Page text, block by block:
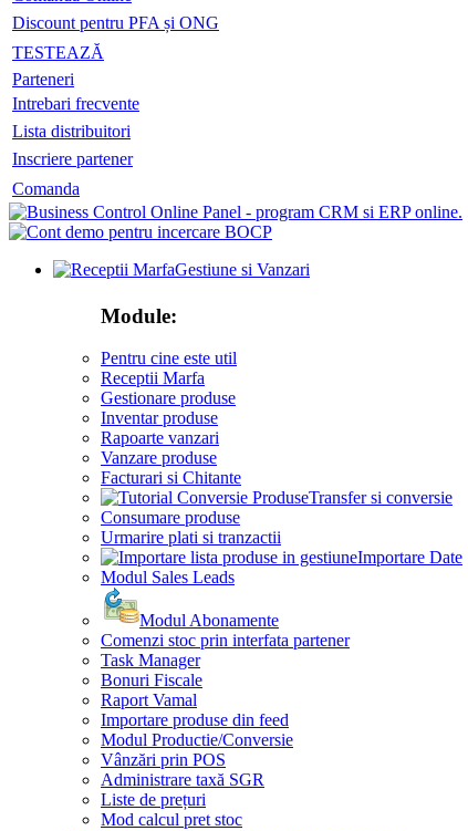
Discount pentru PFA și ONG
TESTEAZĂ
Parteneri
Intrebari frecvente
Lista distribuitori
Inscriere partener
Comanda
Gestiune si Vanzari
Module:
Pentru cine este util
Receptii Marfa
Gestionare produse
Inventar produse
Rapoarte vanzari
Vanzare produse
Facturari si Chitante
Transfer si conversie
Consumare produse
Urmarire plati si tranzactii
Importare Date
Modul Sales Leads
Modul Abonamente
Comenzi stoc prin interfata partener
Task Manager
Bonuri Fiscale
Raport Vamal
Importare produse din feed
Modul Productie/Conversie
Vânzări prin POS
Administrare taxă SGR
Liste de prețuri
Mod calcul pret stoc